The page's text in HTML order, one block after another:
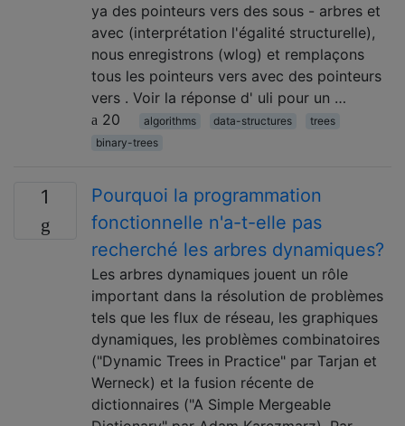
ya des pointeurs vers des sous - arbres et
avec (interprétation l'égalité structurelle),
nous enregistrons (wlog) et remplaçons
tous les pointeurs vers avec des pointeurs
vers . Voir la réponse d' uli pour un …
20
algorithms data-structures
trees
binary-trees
1
Pourquoi la programmation
fonctionnelle n'a-t-elle pas
recherché les arbres dynamiques?
Les arbres dynamiques jouent un rôle
important dans la résolution de problèmes
tels que les flux de réseau, les graphiques
dynamiques, les problèmes combinatoires
("Dynamic Trees in Practice" par Tarjan et
Werneck) et la fusion récente de
dictionnaires ("A Simple Mergeable